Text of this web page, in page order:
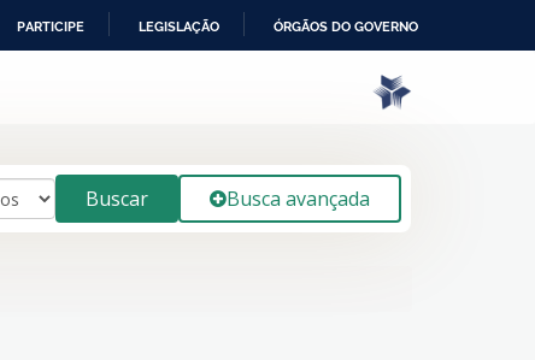
PARTICIPE LEGISLAÇÃO ÓRGÃOS DO GOVERNO
Buscar Busca avançada